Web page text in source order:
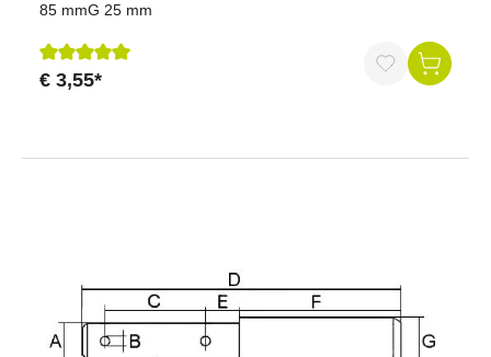
85 mmG 25 mm
Durchschnittliche Bewertung von 5 von 5 Sternen
€ 3,55*